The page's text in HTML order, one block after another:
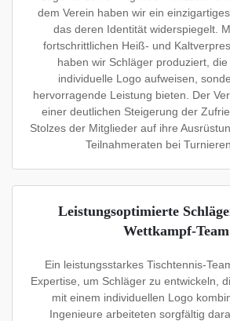
dem Verein haben wir ein
das deren Identität widerspiegelt.
fortschrittlichen Heiß- und
haben wir Schläger produziert,
individuelle Logo aufweisen,
hervorragende Leistung bieten. Der
einer deutlichen Steigerung der
Stolzes der Mitglieder auf ihre
Teilnahmeraten bei
Leistungsoptimierte
Wettkampf-Team
Ein leistungsstarkes Tischtennis-
Expertise, um Schläger zu entwickeln,
mit einem individuellen Logo
Ingenieure arbeiteten sorgfältig